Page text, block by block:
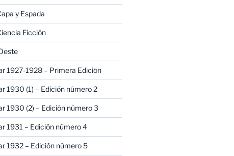
y Espada
Ficción
1927-1928 – Primera Edición
1930 (1) – Edición número 2
1930 (2) – Edición número 3
1931 – Edición número 4
1932 – Edición número 5